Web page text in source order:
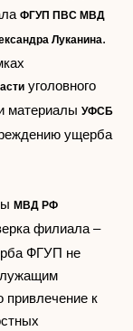
ФГУП ПВС МВД
Луканина.
уголовного
материалы УФСБ
ущерба
МВД РФ
филиала –
ФГУП не
привлечение к